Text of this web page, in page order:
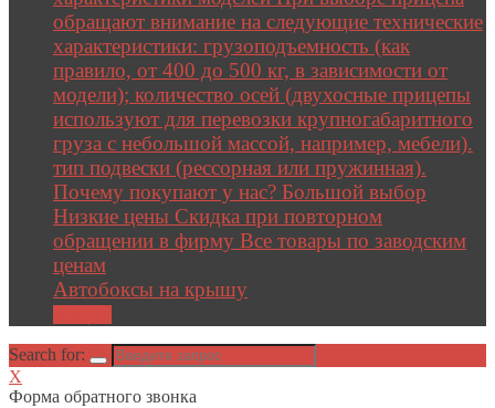
обращают внимание на следующие технические
характеристики: грузоподъемность (как
правило, от 400 до 500 кг, в зависимости от
модели); количество осей (двухосные прицепы
используют для перевозки крупногабаритного
груза с небольшой массой, например, мебели).
тип подвески (рессорная или пружинная).
Почему покупают у нас? Большой выбор
Низкие цены Скидка при повторном
обращении в фирму Все товары по заводским
ценам
Автобоксы на крышу
Search for:
X
Форма обратного звонка